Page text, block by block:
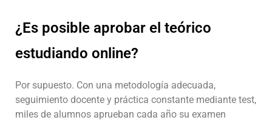
¿Es posible aprobar el teórico
estudiando online?
Por supuesto. Con una metodología adecuada,
seguimiento docente y práctica constante mediante test,
miles de alumnos aprueban cada año su examen